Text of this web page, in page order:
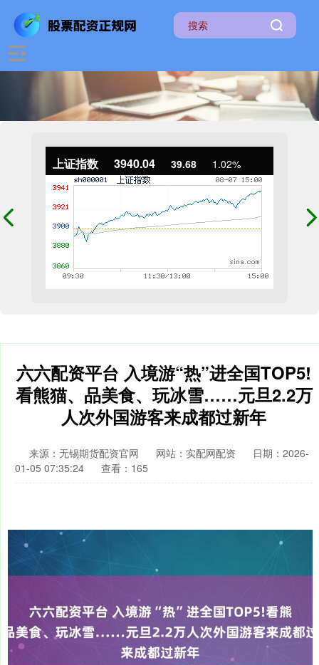
上证指数 3940.04 39.68 1.02%
六六配资平台 入境游“热”进全国TOP5!
看熊猫、品美食、玩冰雪……元旦2.2万
人次外国游客来成都过新年
来源：无锡期货配资官网 网站：实配网配资
日期：2026-
01-05 07:35:24
查看：165